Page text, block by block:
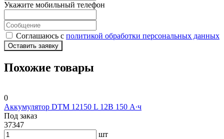
Укажите мобильный телефон
Соглашаюсь с политикой обработки персональных данных
Оставить заявку
Похожие товары
0
Аккумулятор DTM 12150 L 12В 150 А∙ч
Под заказ
37347
шт